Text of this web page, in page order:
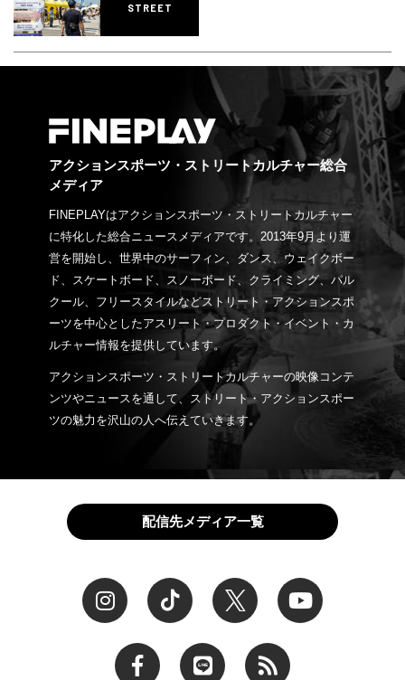
STREET
アクションスポーツ・ストリートカルチャー総合
メディア
FINEPLAYはアクションスポーツ・ストリートカルチャー
に特化した総合ニュースメディアです。2013年9月より運
営を開始し、世界中のサーフィン、ダンス、ウェイクボー
ド、スケートボード、スノーボード、クライミング、パル
クール、フリースタイルなどストリート・アクションスポ
ーツを中心としたアスリート・プロダクト・イベント・カ
ルチャー情報を提供しています。
アクションスポーツ・ストリートカルチャーの映像コンテ
ンツやニュースを通して、ストリート・アクションスポー
ツの魅力を沢山の人へ伝えていきます。
配信先メディア一覧